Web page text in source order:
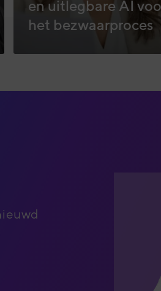
en uitlegbare AI
het bezwaarproces